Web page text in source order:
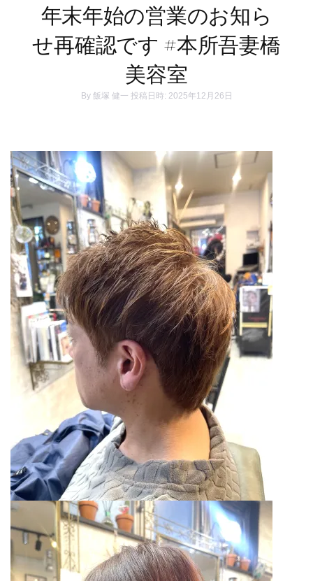
年末年始の営業のお知ら
せ再確認です #本所吾妻橋
美容室
By 飯塚 健一 投稿日時: 2025年12月26日